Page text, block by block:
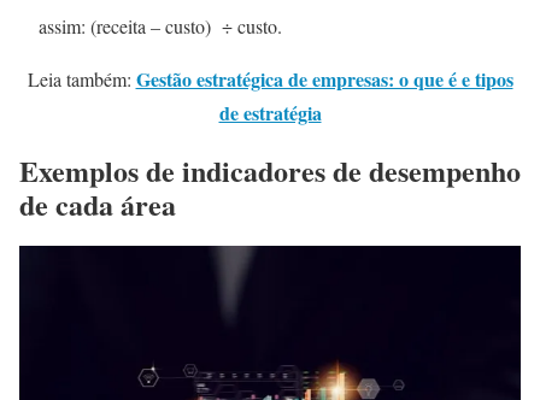
assim: (receita – custo) ÷ custo.
Leia também: Gestão estratégica de empresas: o que é e tipos
de estratégia
Exemplos de indicadores de desempenho
de cada área